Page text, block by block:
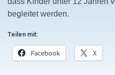
begleitet werden.
Teilen mit:
Facebook X